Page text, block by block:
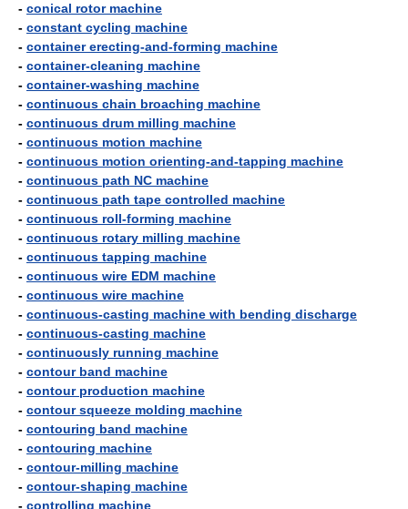
- conical rotor machine
- constant cycling machine
- container erecting-and-forming machine
- container-cleaning machine
- container-washing machine
- continuous chain broaching machine
- continuous drum milling machine
- continuous motion machine
- continuous motion orienting-and-tapping machine
- continuous path NC machine
- continuous path tape controlled machine
- continuous roll-forming machine
- continuous rotary milling machine
- continuous tapping machine
- continuous wire EDM machine
- continuous wire machine
- continuous-casting machine with bending discharge
- continuous-casting machine
- continuously running machine
- contour band machine
- contour production machine
- contour squeeze molding machine
- contouring band machine
- contouring machine
- contour-milling machine
- contour-shaping machine
- controlling machine